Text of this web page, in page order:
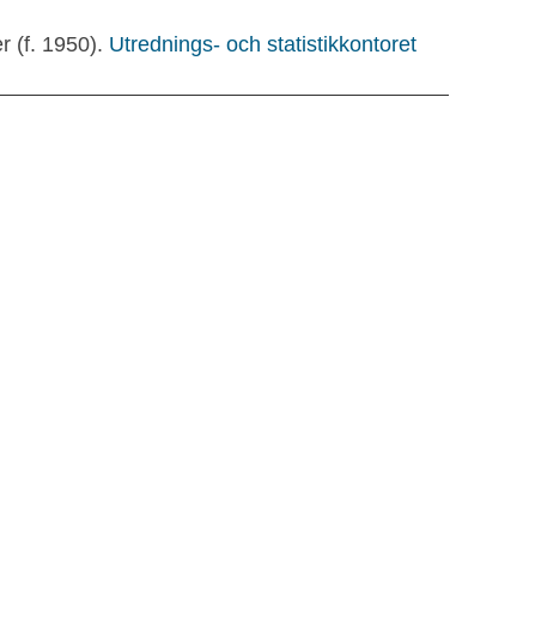
(f. 1950). Utrednings- och statistikkontoret